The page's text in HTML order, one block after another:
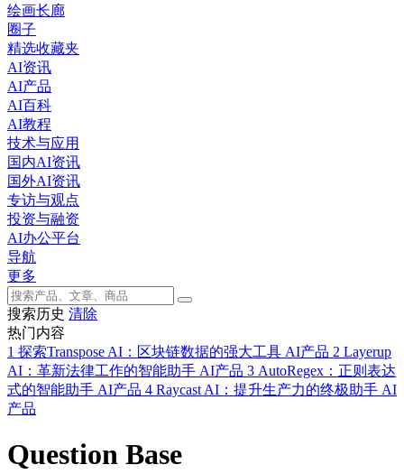
绘画长廊
圈子
精选收藏夹
AI资讯
AI产品
AI百科
AI教程
技术与应用
国内AI资讯
国外AI资讯
专访与观点
投资与融资
AI办公平台
导航
更多
搜索历史 清除
热门内容
1 探索Transpose AI：区块链数据的强大工具 AI产品 2 Layerup
AI：革新法律工作的智能助手 AI产品 3 AutoRegex：正则表达
式的智能助手 AI产品 4 Raycast AI：提升生产力的终极助手 AI
产品
Question Base